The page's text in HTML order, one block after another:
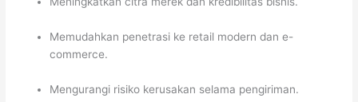
Memudahkan penetrasi ke retail modern dan e-
commerce.
Mengurangi risiko kerusakan selama pengiriman.